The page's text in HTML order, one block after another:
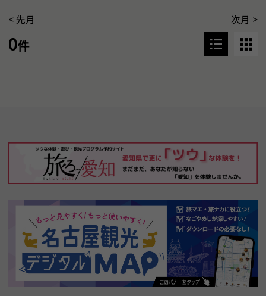
< 先月 次月 >
0件